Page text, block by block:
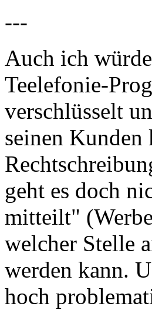
---
Auch ich
Teelefonie-
verschlüsselt
seinen
geht es doch
mitteilt"
welcher Stelle
werden kann.
hoch